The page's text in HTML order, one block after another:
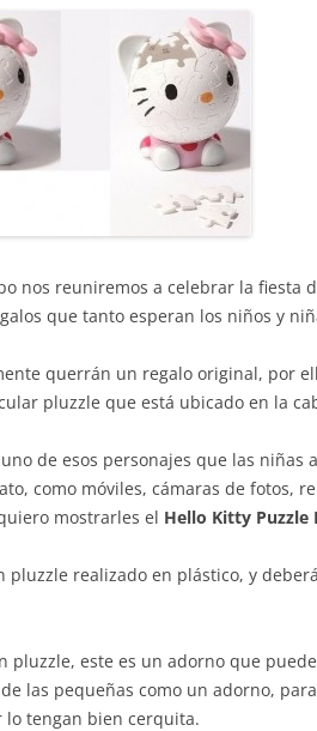
nos reuniremos a celebrar la fiesta
que tanto esperan los niños y
querrán un regalo original, por
pluzzle que está ubicado en la
de esos personajes que las niñas
como móviles, cámaras de fotos,
mostrarles el Hello Kitty Puzzle
pluzzle realizado en plástico, y
pluzzle, este es un adorno que
las pequeñas como un adorno,
tengan bien cerquita.